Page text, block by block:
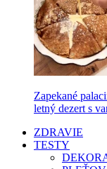
Zapekané
letný dezert s
ZDRAVIE
TESTY